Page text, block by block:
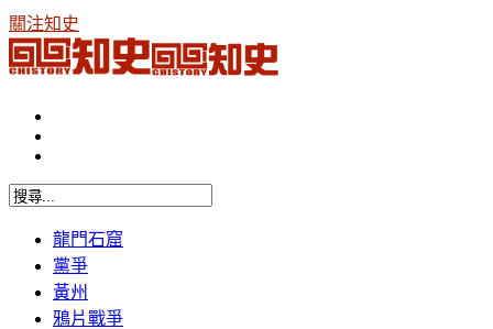
關注知史
龍門石窟
黨爭
黃州
鴉片戰爭